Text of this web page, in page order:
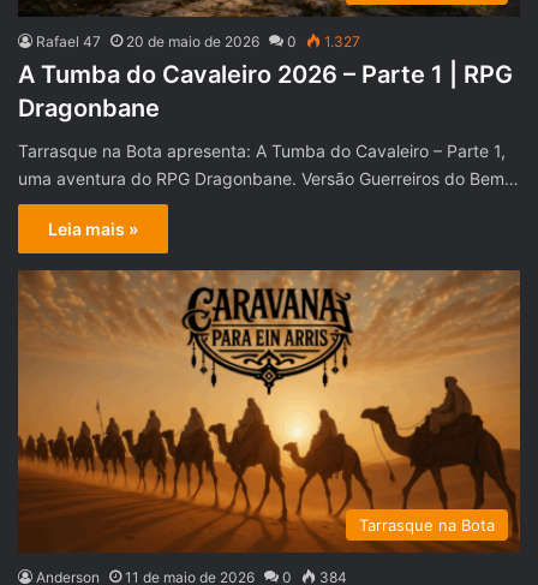
Rafael 47 20 de maio de 2026 0 1.327
A Tumba do Cavaleiro 2026 – Parte 1 | RPG
Dragonbane
Tarrasque na Bota apresenta: A Tumba do Cavaleiro – Parte 1,
uma aventura do RPG Dragonbane. Versão Guerreiros do Bem…
Leia mais »
Tarrasque na Bota
Anderson 11 de maio de 2026 0 384